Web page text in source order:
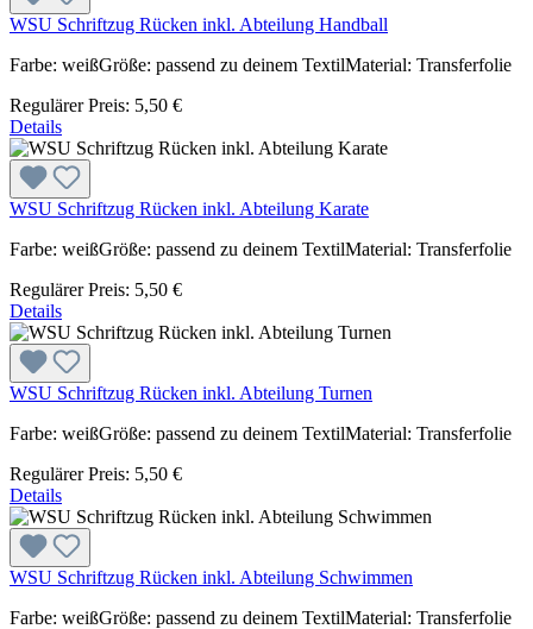
WSU Schriftzug Rücken inkl. Abteilung Handball
Farbe: weißGröße: passend zu deinem TextilMaterial: Transferfolie
Regulärer Preis: 5,50 €
Details
WSU Schriftzug Rücken inkl. Abteilung Karate
Farbe: weißGröße: passend zu deinem TextilMaterial: Transferfolie
Regulärer Preis: 5,50 €
Details
WSU Schriftzug Rücken inkl. Abteilung Turnen
Farbe: weißGröße: passend zu deinem TextilMaterial: Transferfolie
Regulärer Preis: 5,50 €
Details
WSU Schriftzug Rücken inkl. Abteilung Schwimmen
Farbe: weißGröße: passend zu deinem TextilMaterial: Transferfolie